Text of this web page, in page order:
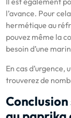
l’avance. Pour
hermétique au
pouvez même la
besoin d’une
En cas
trouverez de